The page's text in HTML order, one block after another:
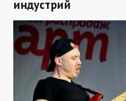
индустрий